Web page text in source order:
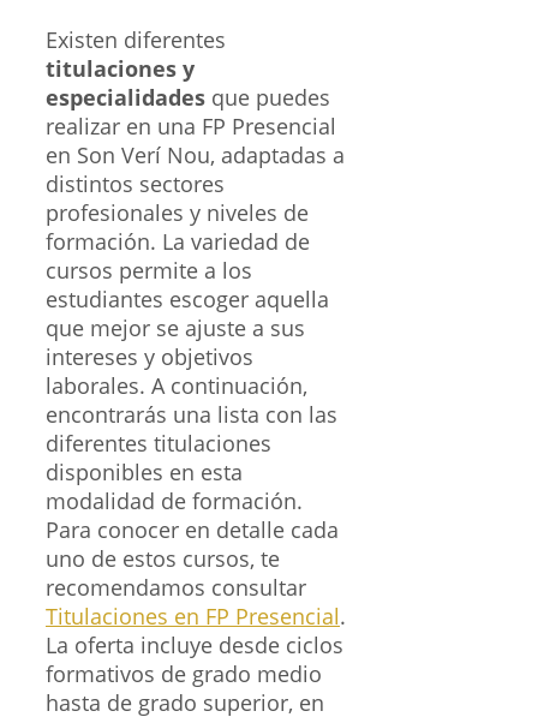
Existen diferentes
titulaciones y
especialidades que puedes
realizar en una FP Presencial
en Son Verí Nou, adaptadas a
distintos sectores
profesionales y niveles de
formación. La variedad de
cursos permite a los
estudiantes escoger aquella
que mejor se ajuste a sus
intereses y objetivos
laborales. A continuación,
encontrarás una lista con las
diferentes titulaciones
disponibles en esta
modalidad de formación.
Para conocer en detalle cada
uno de estos cursos, te
recomendamos consultar
Titulaciones en FP Presencial.
La oferta incluye desde ciclos
formativos de grado medio
hasta de grado superior, en